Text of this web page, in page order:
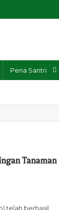
Pena Santri
Tanaman
telah berhasil